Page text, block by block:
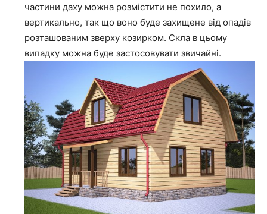
частини даху можна розмістити не похило, а
вертикально, так що воно буде захищене від опадів
розташованим зверху козирком. Скла в цьому
випадку можна буде застосовувати звичайні.